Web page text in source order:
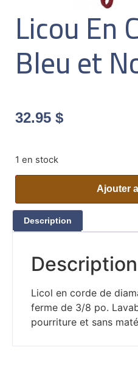
Licou En
Bleu et
32.95 $
1 en stock
Ajouter
Description
Description
Licol en corde de
ferme de 3/8 po.
pourriture et sans